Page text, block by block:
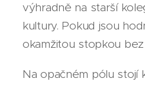
výhradně na starší
kultury. Pokud jsou
okamžitou stopkou
Na opačném pólu stojí